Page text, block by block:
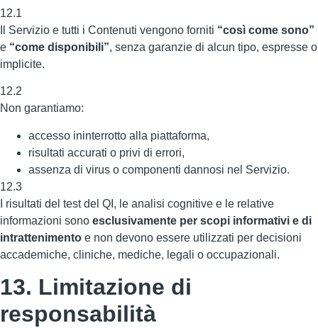
12.1
Il Servizio e tutti i Contenuti vengono forniti “così come sono”
e “come disponibili”, senza garanzie di alcun tipo, espresse o
implicite.
12.2
Non garantiamo:
accesso ininterrotto alla piattaforma,
risultati accurati o privi di errori,
assenza di virus o componenti dannosi nel Servizio.
12.3
I risultati del test del QI, le analisi cognitive e le relative
informazioni sono esclusivamente per scopi informativi e di
intrattenimento e non devono essere utilizzati per decisioni
accademiche, cliniche, mediche, legali o occupazionali.
13. Limitazione di
responsabilità